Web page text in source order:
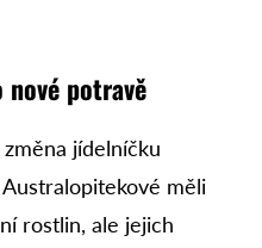
potravě
jídelníčku
měli
rostlin, ale jejich